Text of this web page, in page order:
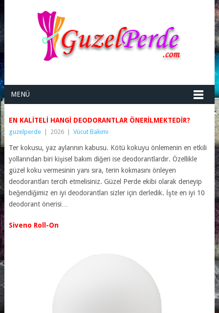
MENÜ
EN KALITELI HANGI DEODORANTLAR ÖNERILMEKTEDIR?
guzelperde 2026 Vücut Bakımı
Ter kokusu, yaz aylarının kabusu. Kötü kokuyu önlemenin en etkili
yollarından biri kişisel bakım diğeri ise deodorantlardır. Özellikle
güzel koku vermesinin yanı sıra, terin kokmasını önleyen
deodorantları tercih etmelisiniz. Güzel Perde ekibi olarak deneyip
beğendiğimiz en iyi deodorantları sizler için derledik. İşte en iyi 10
deodorant önerisi…
Siveno Roll-On